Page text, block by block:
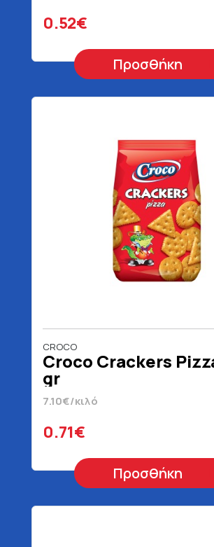
0.52€
Προσθήκη
CROCO
Croco Crackers
gr
7.10€/κιλό
0.71€
Προσθήκη